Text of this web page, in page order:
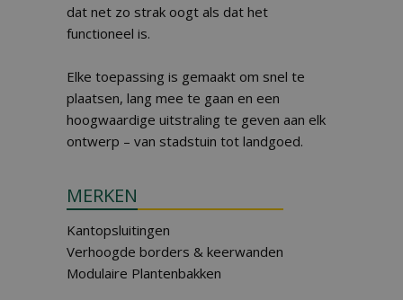
dat net zo strak oogt als dat het
functioneel is.
Elke toepassing is gemaakt om snel te
plaatsen, lang mee te gaan en een
hoogwaardige uitstraling te geven aan elk
ontwerp – van stadstuin tot landgoed.
MERKEN
Kantopsluitingen
Verhoogde borders & keerwanden
Modulaire Plantenbakken